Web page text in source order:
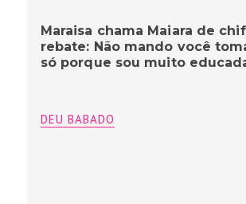
Maraisa chama Maiara de
rebate: Não mando você
só porque sou muito
DEU BABADO